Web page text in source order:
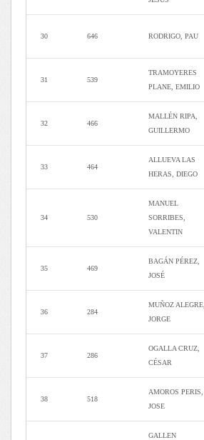
30 646 RODRIGO, PAU
31 539
TRAMOYERES
PLANE, EMILIO
32 466
MALLÉN RIPA,
GUILLERMO
33 464
ALLUEVA LAS
HERAS, DIEGO
34 530
MANUEL
SORRIBES,
VALENTIN
35 469
BAGÁN PÉREZ,
JOSÉ
36 284
MUÑOZ ALEGRE,
JORGE
37 286
OGALLA CRUZ,
CÉSAR
38 518
AMOROS PERIS,
JOSE
GALLEN